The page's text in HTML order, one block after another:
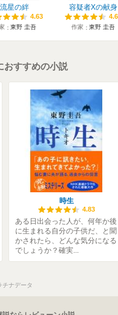
流星の絆
4.63
4.63
東野 圭吾
容疑者Xの献身
作家 東野 圭吾
おすすめの小説
時生
4.83
ある日出会った人が、何年か後
に生まれる自分の子供だ、と聞
かされたら、どんな気分になる
でしょうか？確実...
チナデータ